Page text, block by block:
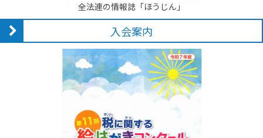
全法連の情報誌「ほうじん」
入会案内